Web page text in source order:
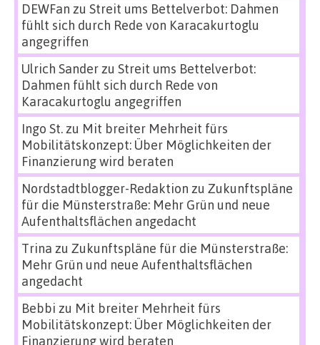
DEWFan zu Streit ums Bettelverbot: Dahmen
fühlt sich durch Rede von Karacakurtoglu
angegriffen
Ulrich Sanderzu Streit ums Bettelverbot:
Dahmen fühlt sich durch Rede von
Karacakurtoglu angegriffen
Ingo St.zu Mit breiter Mehrheit fürs
Mobilitätskonzept: Über Möglichkeiten der
Finanzierung wird beraten
Nordstadtblogger-Redaktion zu Zukunftspläne
für die Münsterstraße: Mehr Grün und neue
Aufenthaltsflächen angedacht
Trina zu Zukunftspläne für die Münsterstraße:
Mehr Grün und neue Aufenthaltsflächen
angedacht
Bebbi zu Mit breiter Mehrheit fürs
Mobilitätskonzept: Über Möglichkeiten der
Finanzierung wird beraten